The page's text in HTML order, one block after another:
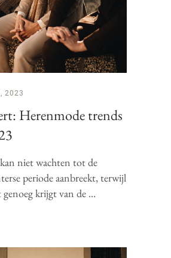
2023
Herenmode trends
niet wachten tot de
periode aanbreekt, terwijl
krijgt van de